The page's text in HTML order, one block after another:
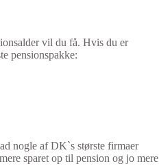
vil du få. Hvis du er
pensionspakke:
nogle af DK`s største firmaer
sparet op til pension og jo mere